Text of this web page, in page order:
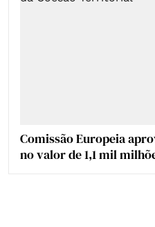
Comissão Europeia
no valor de 1,1 mil